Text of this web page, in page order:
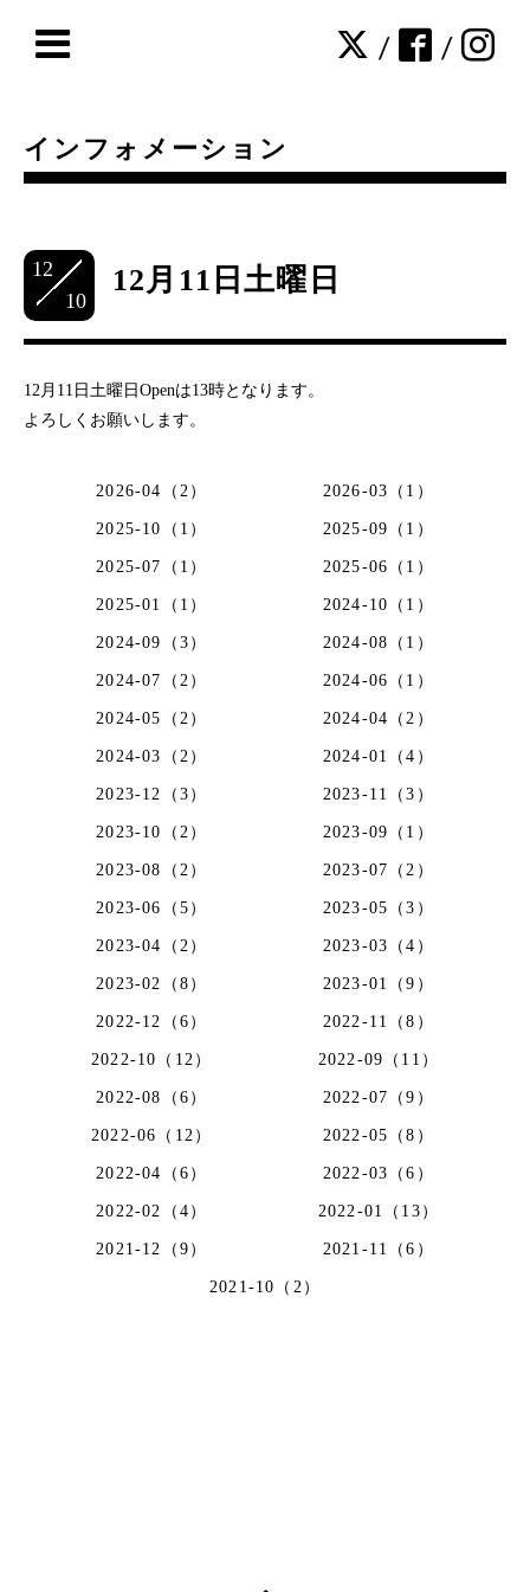
/ /
インフォメーション
12
10
12月11日土曜日
12月11日土曜日Openは13時となります。
よろしくお願いします。
2026-04（2） 2026-03（1）
2025-10（1） 2025-09（1）
2025-07（1） 2025-06（1）
2025-01（1） 2024-10（1）
2024-09（3） 2024-08（1）
2024-07（2） 2024-06（1）
2024-05（2） 2024-04（2）
2024-03（2） 2024-01（4）
2023-12（3） 2023-11（3）
2023-10（2） 2023-09（1）
2023-08（2） 2023-07（2）
2023-06（5） 2023-05（3）
2023-04（2） 2023-03（4）
2023-02（8） 2023-01（9）
2022-12（6） 2022-11（8）
2022-10（12） 2022-09（11）
2022-08（6） 2022-07（9）
2022-06（12） 2022-05（8）
2022-04（6） 2022-03（6）
2022-02（4） 2022-01（13）
2021-12（9） 2021-11（6）
2021-10（2）